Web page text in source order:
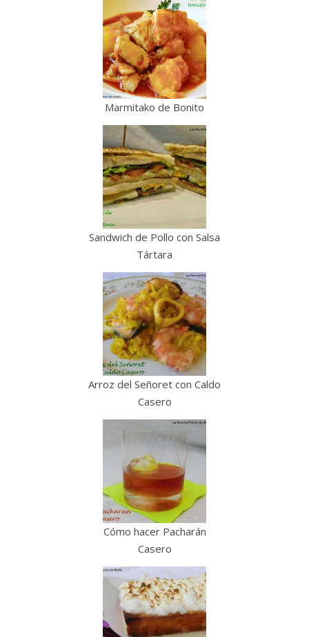
Marmitako de Bonito
Sandwich de Pollo con Salsa
Tártara
Arroz del Señoret con Caldo
Casero
Cómo hacer Pacharán
Casero